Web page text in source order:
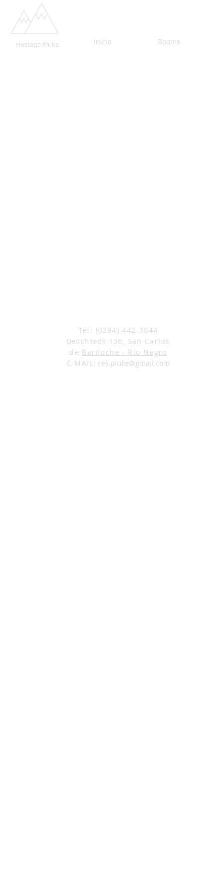
Hosteria Piuke Inicio Rooms
Tel: (0294) 442-3044
Beschtedt 136, San Carlos
de Bariloche - Río Negro
E-MAIL: res.piuke@gmail.com